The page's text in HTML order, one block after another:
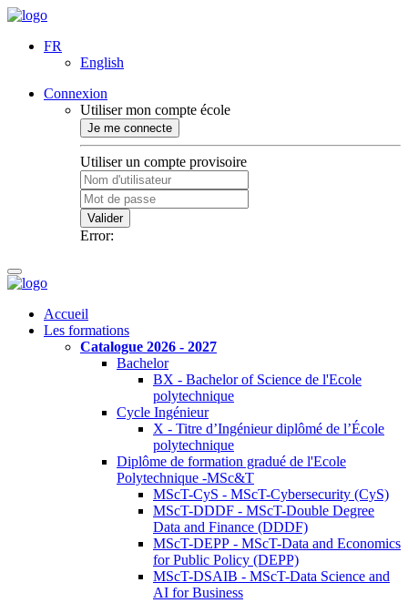
FR
English
Connexion
Utiliser mon compte école
Je me connecte
Utiliser un compte provisoire
Valider
Error:
Accueil
Les formations
Catalogue 2026 - 2027
Bachelor
BX - Bachelor of Science de l'Ecole
polytechnique
Cycle Ingénieur
X - Titre d’Ingénieur diplômé de l’École
polytechnique
Diplôme de formation gradué de l'Ecole
Polytechnique -MSc&T
MScT-CyS - MScT-Cybersecurity (CyS)
MScT-DDDF - MScT-Double Degree
Data and Finance (DDDF)
MScT-DEPP - MScT-Data and Economics
for Public Policy (DEPP)
MScT-DSAIB - MScT-Data Science and
AI for Business